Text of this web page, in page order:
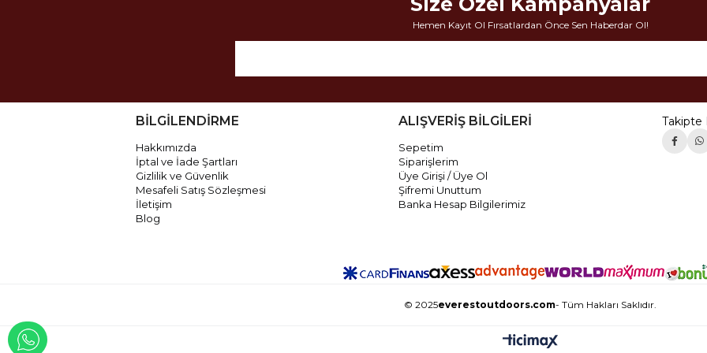
Hemen Kayıt Ol Fırsatlardan Önce Sen Haberdar Ol!
BİLGİLENDİRME
Hakkımızda
İptal ve İade Şartları
Gizlilik ve Güvenlik
Mesafeli Satış Sözleşmesi
İletişim
Blog
ALIŞVERİŞ BİLGİLERİ
Sepetim
Siparişlerim
Üye Girişi / Üye Ol
Şifremi Unuttum
Banka Hesap Bilgilerimiz
Takipte
© 2025everestoutdoors.com- Tüm Hakları Saklıdır.